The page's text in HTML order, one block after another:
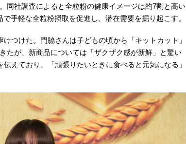
同社調査によると全粒粉の健康イメージは約7割と高い
手軽な全粒粉摂取を促進し、潜在需要を掘り起こす。
つけた。門脇さんは子どもの頃から「キットカット」
たが、新商品については「ザクザク感が新鮮」と驚い
えており、「頑張りたいときに食べると元気になる」